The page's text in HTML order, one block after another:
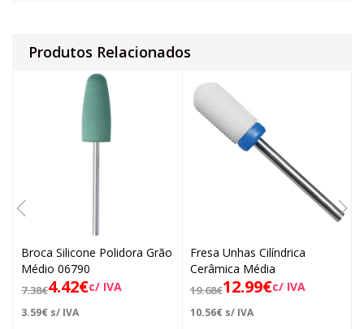
Produtos Relacionados
Broca Silicone Polidora Grão
Médio 06790
7.38€4.42€c/ IVA
3.59€ s/ IVA
Fresa Unhas Cilíndrica
Cerâmica Média
19.68€12.99€c/ IVA
10.56€ s/ IVA